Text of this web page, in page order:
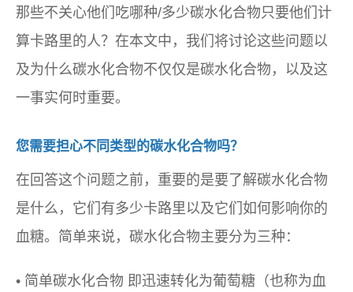
那些不关心他们吃哪种/多少碳水化合物只要他们计
算卡路里的人？在本文中，我们将讨论这些问题以
及为什么碳水化合物不仅仅是碳水化合物，以及这
一事实何时重要。
您需要担心不同类型的碳水化合物吗？
在回答这个问题之前，重要的是要了解碳水化合物
是什么，它们有多少卡路里以及它们如何影响你的
血糖。简单来说，碳水化合物主要分为三种：
• 简单碳水化合物 即迅速转化为葡萄糖（也称为血